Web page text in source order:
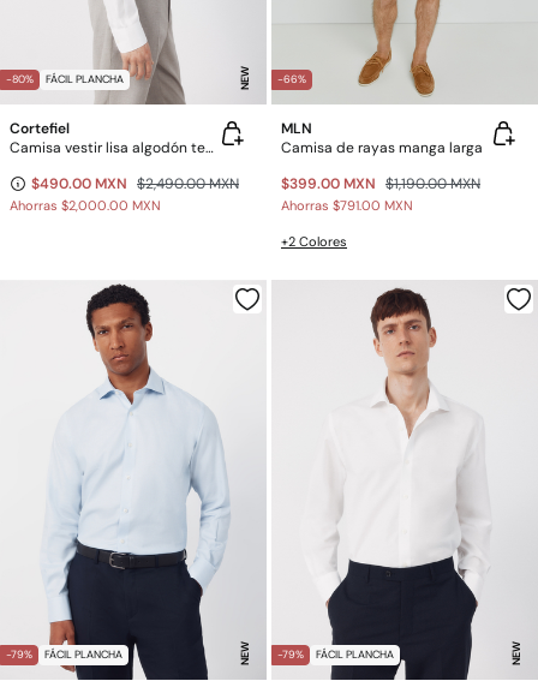
-80% FÁCIL PLANCHA NEW
Cortefiel
Camisa vestir lisa algodón tencel
$490.00 MXN $2,490.00 MXN
Ahorras $2,000.00 MXN
-66%
MLN
Camisa de rayas manga larga
$399.00 MXN $1,190.00 MXN
Ahorras $791.00 MXN
+2 Colores
-79% FÁCIL PLANCHA NEW -79% FÁCIL PLANCHA NEW